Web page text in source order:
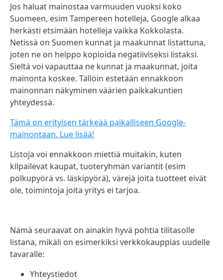
Jos haluat mainostaa varmuuden vuoksi koko
Suomeen, esim Tampereen hotelleja, Google alkaa
herkästi etsimään hotelleja vaikka Kokkolasta.
Netissä on Suomen kunnat ja maakunnat listattuna,
joten ne on helppo kopioida negatiiviseksi listaksi.
Sieltä voi vapauttaa ne kunnat ja maakunnat, joita
mainonta koskee. Tällöin estetään ennakkoon
mainonnan näkyminen väärien paikkakuntien
yhteydessä.
Tämä on erityisen tärkeää paikalliseen Google-
mainontaan. Lue lisää!
Listoja voi ennakkoon miettiä muitakin, kuten
kilpailevat kaupat, tuoteryhmän variantit (esim
polkupyörä vs. läskipyörä), värejä joita tuotteet eivät
ole, toimintoja joita yritys ei tarjoa.
Nämä seuraavat on ainakin hyvä pohtia tilitasolle
listana, mikäli on esimerkiksi verkkokauppias uudelle
tavaralle:
Yhteystiedot